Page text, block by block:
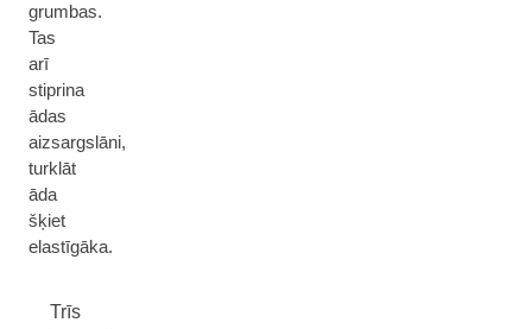
grumbas.
Tas
arī
stiprina
ādas
aizsargslāni,
turklāt
āda
šķiet
elastīgāka.
Trīs